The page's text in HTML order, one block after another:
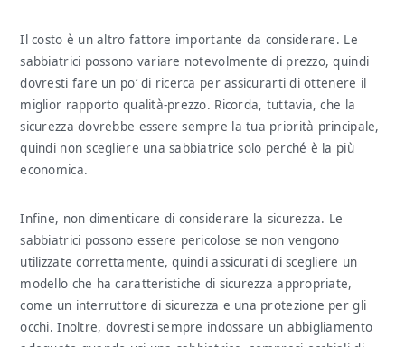
Il costo è un altro fattore importante da considerare. Le
sabbiatrici possono variare notevolmente di prezzo, quindi
dovresti fare un po’ di ricerca per assicurarti di ottenere il
miglior rapporto qualità-prezzo. Ricorda, tuttavia, che la
sicurezza dovrebbe essere sempre la tua priorità principale,
quindi non scegliere una sabbiatrice solo perché è la più
economica.
Infine, non dimenticare di considerare la sicurezza. Le
sabbiatrici possono essere pericolose se non vengono
utilizzate correttamente, quindi assicurati di scegliere un
modello che ha caratteristiche di sicurezza appropriate,
come un interruttore di sicurezza e una protezione per gli
occhi. Inoltre, dovresti sempre indossare un abbigliamento